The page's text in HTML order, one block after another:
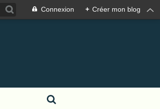
Connexion + Créer mon blog